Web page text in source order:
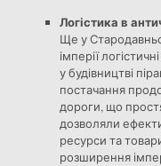
Логістика в
Ще у
імперії
у будівництві
постачання
дороги, що
дозволяли
ресурси та
розширення